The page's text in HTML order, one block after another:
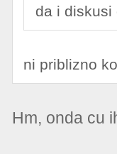
da i diskusi
ni priblizno
Hm, onda cu